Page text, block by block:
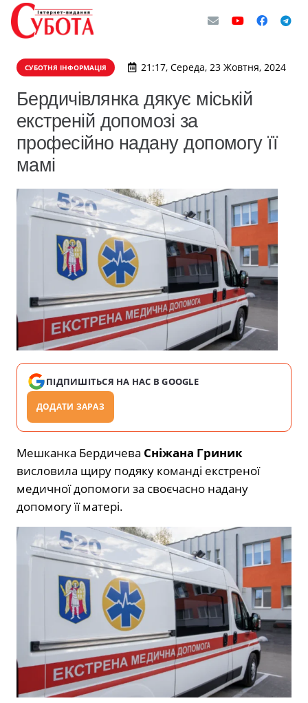
СУБОТНЯ ІНФОРМАЦІЯ 21:17, Середа, 23 Жовтня, 2024
Бердичівлянка дякує міській
екстреній допомозі за
професійно надану допомогу її
мамі
ПІДПИШІТЬСЯ НА НАС В GOOGLE
ДОДАТИ ЗАРАЗ
Мешканка Бердичева Сніжана Гриник
висловила щиру подяку команді екстреної
медичної допомоги за своєчасно надану
допомогу її матері.